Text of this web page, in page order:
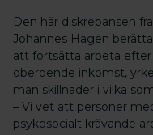
Den här diskrepansen
Johannes Hagen
att fortsätta arbeta
oberoende inkomst,
man skillnader i vilka
– Vi vet att personer
psykosocialt krävande